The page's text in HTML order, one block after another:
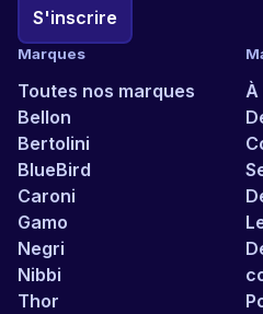
Marques
Toutes nos marques
Bellon
Bertolini
BlueBird
Caroni
Gamo
Negri
Nibbi
Thor
À
S'inscrire